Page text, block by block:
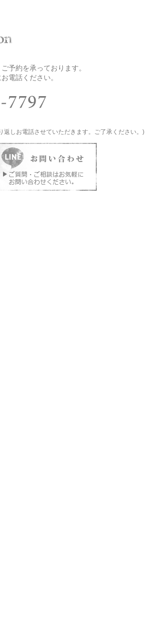
予約を承っております。
電話ください。
しお電話させていただきます。ご了承ください。)